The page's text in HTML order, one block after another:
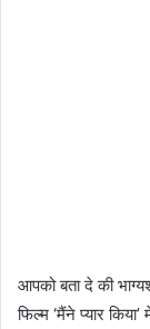
आपको बता दे की
फिल्म ‘मैंने प्यार